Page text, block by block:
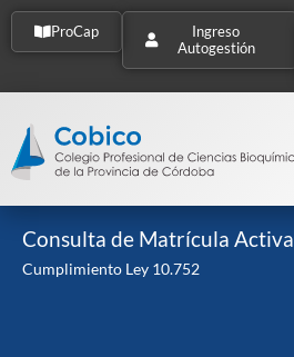
ProCap
Ingreso
Autogestión
Consulta de Matrícula Activa
Cumplimiento Ley 10.752